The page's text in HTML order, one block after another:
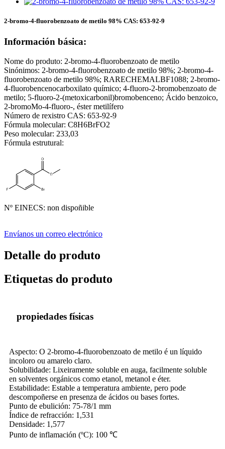
2-bromo-4-fluorobenzoato de metilo 98% CAS: 653-92-9
Información básica:
Nome do produto: 2-bromo-4-fluorobenzoato de metilo
Sinónimos: 2-bromo-4-fluorobenzoato de metilo 98%; 2-bromo-4-
fluorobenzoato de metilo 98%; RARECHEMALBF1088; 2-bromo-
4-fluorobencenocarboxilato químico; 4-fluoro-2-bromobenzoato de
metilo; 5-fluoro-2-(metoxicarbonil)bromobenceno; Ácido benzoico,
2-bromoMo-4-fluoro-, éster metilífero
Número de rexistro CAS: 653-92-9
Fórmula molecular: C8H6BrFO2
Peso molecular: 233,03
Fórmula estrutural:
Nº EINECS: non dispoñible
Envíanos un correo electrónico
Detalle do produto
Etiquetas do produto
propiedades físicas
Aspecto: O 2-bromo-4-fluorobenzoato de metilo é un líquido
incoloro ou amarelo claro.
Solubilidade: Lixeiramente soluble en auga, facilmente soluble
en solventes orgánicos como etanol, metanol e éter.
Estabilidade: Estable a temperatura ambiente, pero pode
descompoñerse en presenza de ácidos ou bases fortes.
Punto de ebulición: 75-78/1 mm
Índice de refracción: 1,531
Densidade: 1,577
Punto de inflamación (ºC): 100 ℃